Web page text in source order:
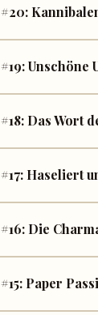
#20:
#19: Unschöne
#18: Das Wort
#17: Haseliert
#16: Die
#15: Paper